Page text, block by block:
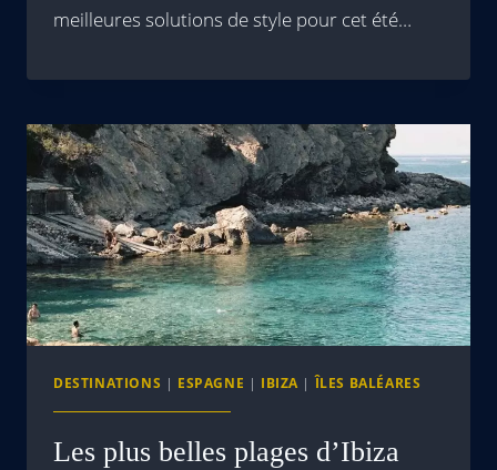
meilleures solutions de style pour cet été…
DESTINATIONS | ESPAGNE | IBIZA |ÎLES BALÉARES
Les plus belles plages d’Ibiza